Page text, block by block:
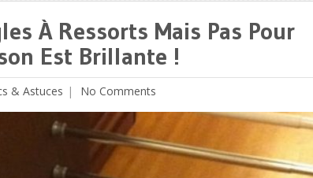
À Ressorts Mais Pas Pour
Est Brillante !
& Astuces No Comments